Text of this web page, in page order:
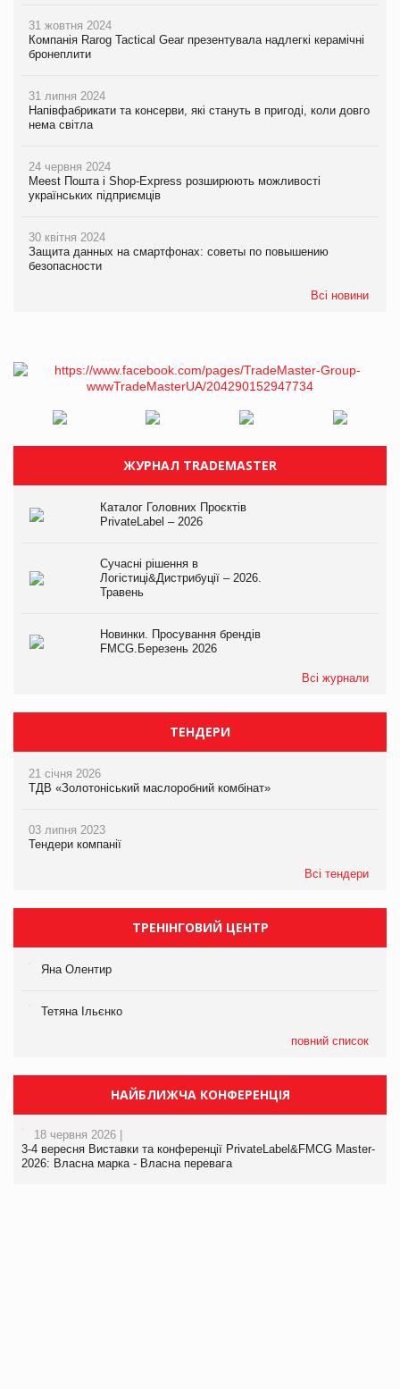
31 жовтня 2024
Компанія Rarog Tactical Gear презентувала надлегкі керамічні
бронеплити
31 липня 2024
Напівфабрикати та консерви, які стануть в пригоді, коли довго
нема світла
24 червня 2024
Meest Пошта і Shop-Express розширюють можливості
українських підприємців
30 квітня 2024
Защита данных на смартфонах: советы по повышению
безопасности
Всі новини
ЖУРНАЛ TRADEMASTER
Каталог Головних Проєктів
PrivateLabel – 2026
Сучасні рішення в
Логістиці&Дистрибуції – 2026.
Травень
Новинки. Просування брендів
FMCG.Березень 2026
Всі журнали
ТЕНДЕРИ
21 січня 2026
ТДВ «Золотоніський маслоробний комбінат»
03 липня 2023
Тендери компанії
Всі тендери
ТРЕНІНГОВИЙ ЦЕНТР
Яна Олентир
Тетяна Ільєнко
повний список
НАЙБЛИЖЧА КОНФЕРЕНЦІЯ
18 червня 2026 |
3-4 вересня Виставки та конференції PrivateLabel&FMCG Master-
2026: Власна марка - Власна перевага